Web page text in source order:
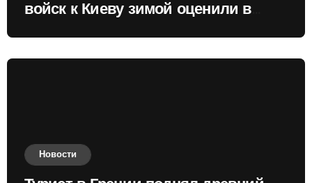
войск к Киеву зимой оценили в
Новости